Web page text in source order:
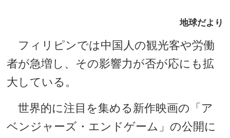
地球だより
フィリピンでは中国人の観光客や労働
者が急増し、その影響力が否が応にも拡
大している。
世界的に注目を集める新作映画の「ア
ベンジャーズ・エンドゲーム」の公開に